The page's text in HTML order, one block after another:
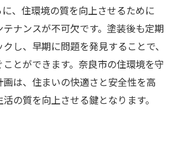
、住環境の質を向上させるために
ナンスが不可欠です。塗装後も定期
し、早期に問題を発見することで、
とができます。奈良市の住環境を守
画は、住まいの快適さと安全性を高
の質を向上させる鍵となります。